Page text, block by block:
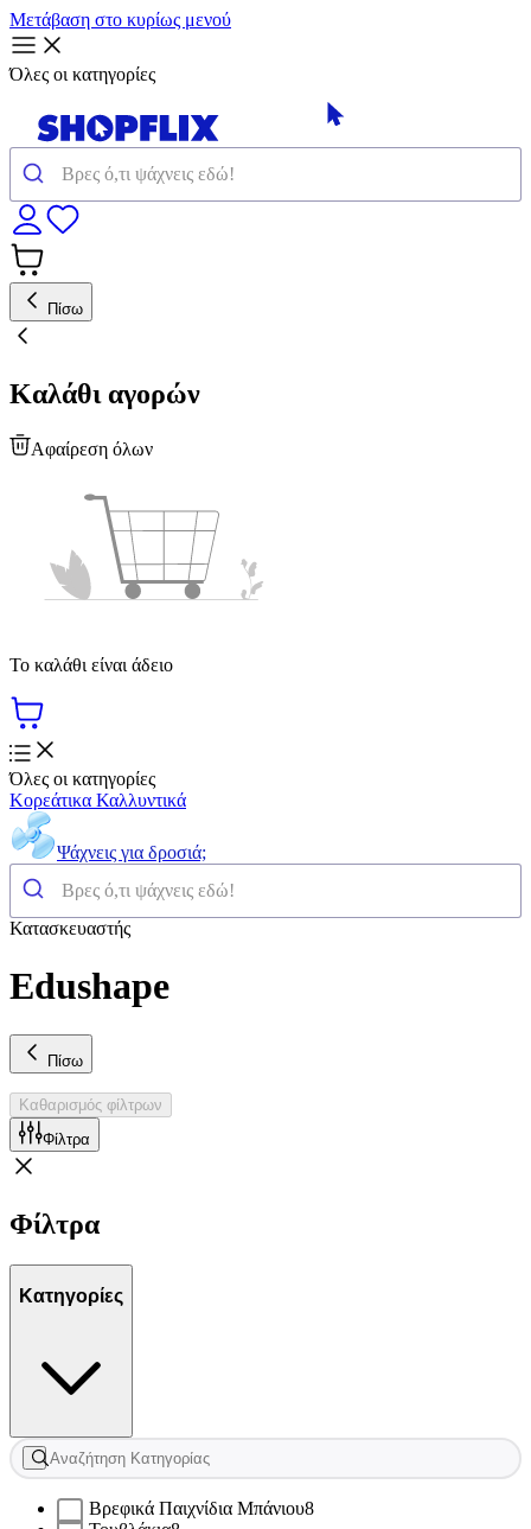
Μετάβαση στο κυρίως μενού
Όλες οι κατηγορίες
Πίσω
Καλάθι αγορών
Αφαίρεση όλων
Το καλάθι είναι άδειο
Όλες οι κατηγορίες
Κορεάτικα Καλλυντικά
Ψάχνεις για δροσιά;
Κατασκευαστής
Edushape
Πίσω
Καθαρισμός φίλτρων
Φίλτρα
Φίλτρα
Κατηγορίες
Βρεφικά Παιχνίδια Μπάνιου8